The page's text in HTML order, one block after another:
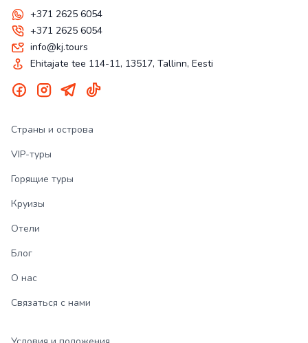
+371 2625 6054
+371 2625 6054
info@kj.tours
Ehitajate tee 114-11, 13517, Tallinn, Eesti
Страны и острова
VIP-туры
Горящие туры
Круизы
Отели
Блог
О нас
Связаться с нами